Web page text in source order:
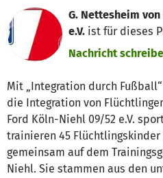
G. Nettesheim
e.V. ist für dieses
Nachricht
Mit „Integration durch
die Integration von
Ford Köln-Niehl 09/52 e.V.
trainieren 45 Flüchtlingskinder
gemeinsam auf dem
Niehl. Sie stammen aus den